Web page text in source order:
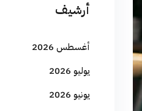
أرشيف
أغسطس 2026
يوليو 2026
يونيو 2026